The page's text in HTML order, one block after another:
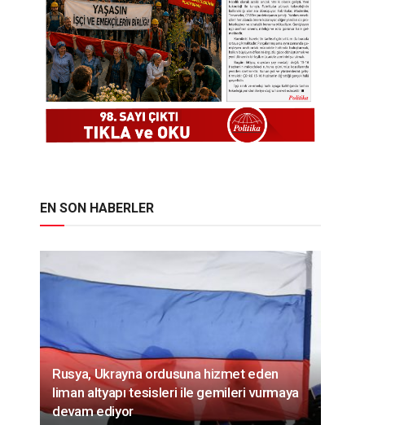
EN SON HABERLER
Rusya, Ukrayna ordusuna hizmet eden
liman altyapı tesisleri ile gemileri vurmaya
devam ediyor